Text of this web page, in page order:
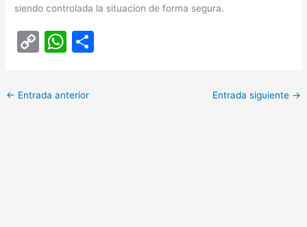
siendo controlada la situacion de forma segura.
C
p
y
W
at
s
← Entrada anterior Entrada siguiente →